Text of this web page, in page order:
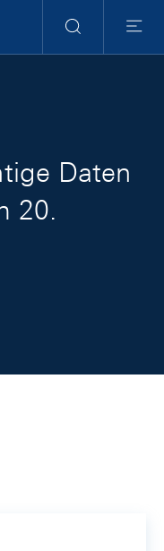
Suche
Menu
Daten
20.